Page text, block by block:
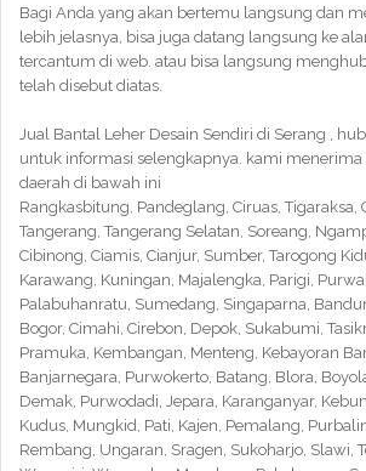
Bagi Anda yang akan bertemu langsung dan
lebih jelasnya, bisa juga datang langsung ke
tercantum di web. atau bisa langsung
telah disebut diatas.
Jual Bantal Leher Desain Sendiri di Serang ,
untuk informasi selengkapnya. kami
daerah di bawah ini
Rangkasbitung, Pandeglang, Ciruas, Tigaraksa,
Tangerang, Tangerang Selatan, Soreang,
Cibinong, Ciamis, Cianjur, Sumber, Tarogong
Karawang, Kuningan, Majalengka, Parigi,
Palabuhanratu, Sumedang, Singaparna,
Bogor, Cimahi, Cirebon, Depok, Sukabumi,
Pramuka, Kembangan, Menteng, Kebayoran
Banjarnegara, Purwokerto, Batang, Blora,
Demak, Purwodadi, Jepara, Karanganyar,
Kudus, Mungkid, Pati, Kajen, Pemalang,
Rembang, Ungaran, Sragen, Sukoharjo, Slawi,